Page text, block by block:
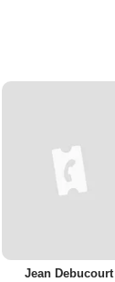
Jean Debucourt